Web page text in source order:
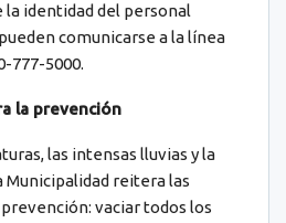
la identidad del personal
comunicarse a la línea
777-5000.
la prevención
las intensas lluvias y la
Municipalidad reitera las
vaciar todos los